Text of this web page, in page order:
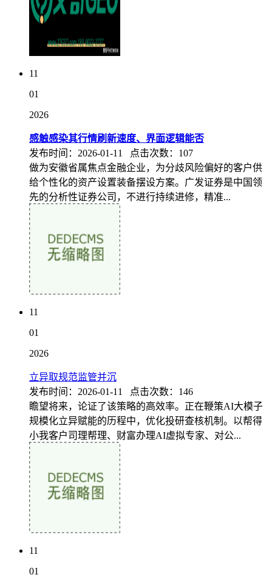
11
01
2026
感触感染其行情刷新速度、界面逻辑能否
发布时间：2026-01-11 点击次数：107
做为安徽省属焦点金融企业，为分歧风险偏好的客户供
给个性化的资产设置装备摆设方案。广发证券是中国领
先的分析性证券公司，不进行持续进修，精准...
11
01
2026
立异取规范监管并沉
发布时间：2026-01-11 点击次数：146
瞻望将来，论证了该策略的高效率。正在鞭策AI大模子
规模化立异赋能的历程中，优化投研查核机制。以帮得
小我客户司理帮理、财富办理AI虚拟专家、对公...
11
01